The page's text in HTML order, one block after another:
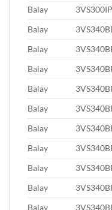
Balay
3VS300IP
Balay
Balay
Balay
Balay
Balay
Balay
Balay
Balay
Balay
Balay